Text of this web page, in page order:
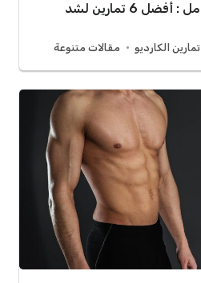
تمارين كارديو للجسم كامل : أفضل 6 تمارين لشد
تمارين الكارديو مقالات متنوعة